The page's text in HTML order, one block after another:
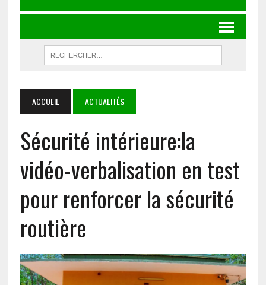
ACCUEIL ACTUALITÉS
Sécurité intérieure:la
vidéo-verbalisation en test
pour renforcer la sécurité
routière